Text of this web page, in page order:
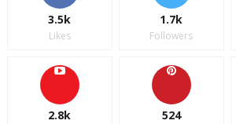
3.5k
Likes
1.7k
Followers
2.8k 524